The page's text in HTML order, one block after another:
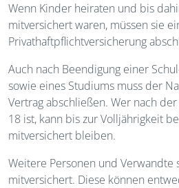
Wenn Kinder heiraten und bis
mitversichert waren, müssen sie
Privathaftpflichtversicherung
Auch nach Beendigung einer
sowie eines Studiums muss der
Vertrag abschließen. Wer nach
18 ist, kann bis zur Volljährigkeit
mitversichert bleiben.
Weitere Personen und Verwandte
mitversichert. Diese können